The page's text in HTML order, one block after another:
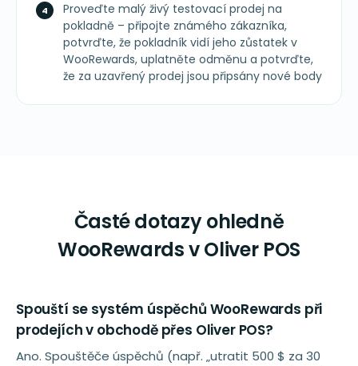
Proveďte malý živý testovací prodej na
pokladně – připojte známého zákazníka,
potvrďte, že pokladník vidí jeho zůstatek v
WooRewards, uplatněte odměnu a potvrďte,
že za uzavřený prodej jsou připsány nové body
Časté dotazy ohledně
WooRewards v Oliver POS
Spouští se systém úspěchů WooRewards při
prodejích v obchodě přes Oliver POS?
Ano. Spouštěče úspěchů (např. „utratit 500 $ za 30